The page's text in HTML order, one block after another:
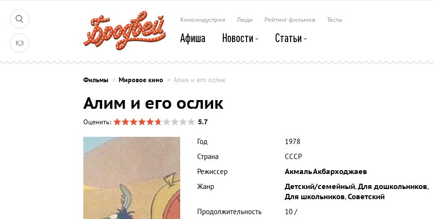
ҚЗ
Киноиндустрия Люди Рейтинг фильмов Тесты
Афиша Новости Статьи
Фильмы Мировое кино Алим и его ослик
Алим и его ослик
Оценить: 5.7
Год
1978
Страна
СССР
Режиссер
Акмаль Акбарходжаев
Жанр
Детский/семейный,Для дошкольников,
Для школьников,Советский
Продолжительность
10 /